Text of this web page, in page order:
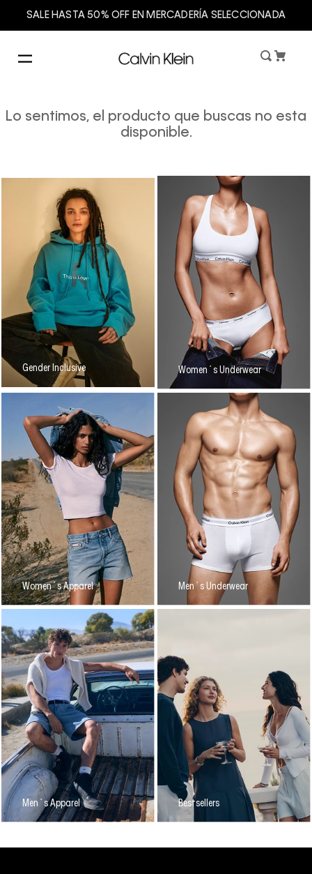
SALE HASTA 50% OFF EN MERCADERÍA SELECCIONADA
Lo sentimos, el producto que buscas no esta
disponible.
Gender Inclusive Women´s Underwear
Women´s Apparel Men´s Underwear
Men´s Apparel Bestsellers